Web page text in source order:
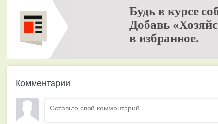
Будь в курсе
Добавь
в избранное.
Комментарии